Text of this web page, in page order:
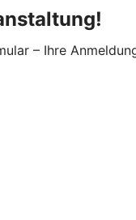
– Ihre